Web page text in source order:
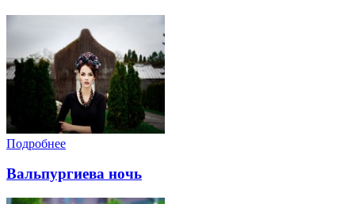
Подробнее
Вальпургиева ночь